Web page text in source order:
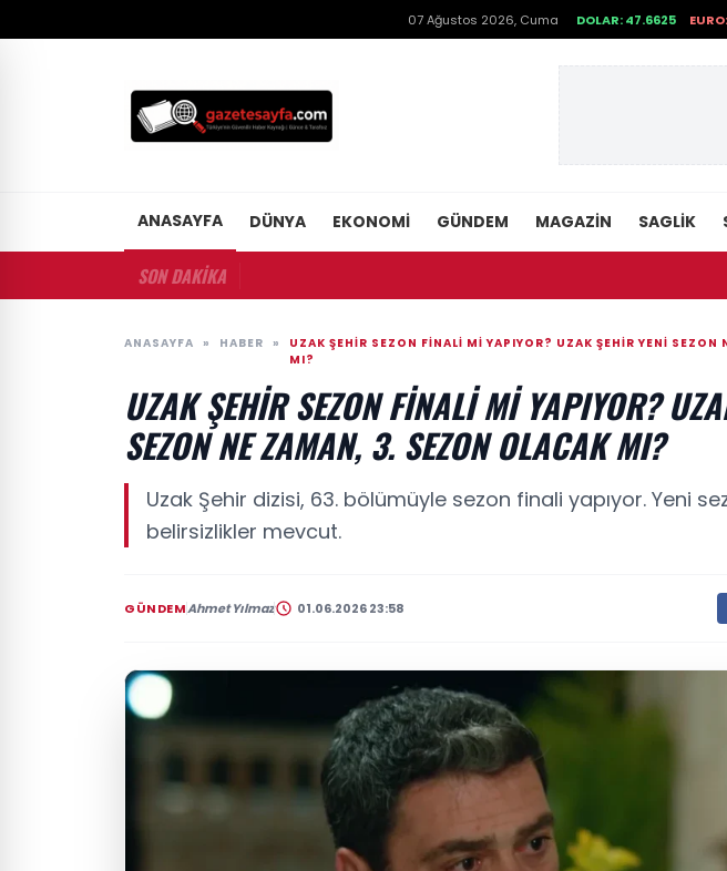
07 Ağustos 2026, Cuma DOLAR: 47.6625
ANASAYFA DÜNYA EKONOMI GÜNDEM MAGAZIN SAGLIK
SON DAKİKA
ANASAYFA » HABER »
UZAK ŞEHIR SEZON FINALI MI YAPIYOR? UZAK ŞEHIR YENI
MI?
UZAK ŞEHIR SEZON FINALI MI YAPIYOR?
SEZON NE ZAMAN, 3. SEZON OLACAK MI?
Uzak Şehir dizisi, 63. bölümüyle sezon finali yapıyor. Yeni
belirsizlikler mevcut.
GÜNDEMAhmet Yılmaz 01.06.2026 23:58